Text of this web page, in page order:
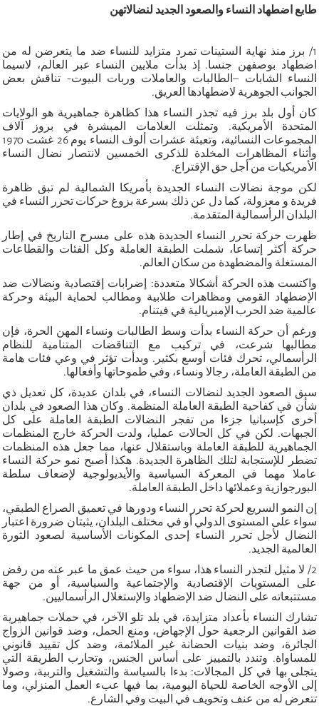
طابع اضطهاد النساء والصعود الجديد لنضالاتهن
1/ برز منذ نهاية الستينات تمرد متزايد للنساء ضد ما يتعرضن له من
اضطهاد بوصفهن جنسا. إذ بدأت ملايين النساء عبر العالم، لاسيما
النساء الشابات –الطالبات والعاملات وربات البيوت- تناقش بعض
الجوانب الجوهرية لاضطهادها العريق.
كان أول بلد برز فيه تجذر النساء هذا كظاهرة جماهيرية هو الولايات
المتحدة الأمريكية. وتمثلت العلامات المبشرة في بروز آلاف
المجموعات النسائية، وتعبئة عشرات ألوف النساء يوم 26 غشت 1970
وأثناء المظاهرات المخلدة للذكرى الخمسين لانتصار نضال النساء
الأمريكيات من أجل حق الإقتراع.
لكن موجة نضالات النساء الجديدة بأمريكا الشمالية لم تبق ظاهرة
فريدة و معزولة، كما دل عن ذلك بسرعة بزوغ حركات تحرر النساء في
البلدان الرأسمالية المتقدمة.
ظهرت حركة تحرر النساء الجديدة هذه على مسرح التاريخ في إطار
حركة أكثر إتساعا، شملت الطبقة العاملة وكل الفئات والقطاعات
المستغلة والمضطهدة من سكان العالم.
واكتست هذه الحركة أشكالا متعددة: إضرابات إقتصادية ونضالات ضد
الإضطهاد القومي ومظاهرات طلابية ومطالب لحماية البيئة وحركة
عالمية ضد الحرب الإمبريالية في فيتنام.
ورغم أن حركة النساء بدأت وسط الطالبات ونساء المهن الحرة، فإن
مطالبها شرعت، في تركيب مع التناقضات المتنامية للنظام
الرأسمالي، تحرك فئات أوسع بكثير. وبدأت تؤثر في وعي فئات هامة
من الطبقة العاملة، رجالا ونساء، وفي طموحاتها وأفعالها.
سبق الصعود الجديد لنضالات النساء، في بلدان عديدة، كل تعديل ذي
شأن في كفاحية الطبقة العاملة المنظمة. وكان هذا الصعود في بلدان
أخرى كإسبانيا جزءا من تفجر النضالات الطبقة العاملة على كل
الجبهات. لكن في كل الحالات عمليا، ولدت الحركة خارج المنظمات
الجماهيرية للطبقة العاملة وباستقلال عنها، مما جعل هذه المنظمات
تضطر للإستجابة لتلك الظاهرة الجديدة. هكذا أصبح نمو حركة النساء
عاملا مهما في المعركة السياسية والأيديولوجية لإضعاف سلطة
البورجوازية وعملائها داخل الطبقة العاملة.
إن النمو السريع لحركة تحرر النساء ودورها في تعميق الصراع الطبقي،
سواء على المستوى الدولي أو في مختلف البلدان، يثبتان ضرورة اعتبار
النضال لأجل تحرر النساء إحدى المكونات الأساسية لصعود الثورة
العالمية الجديد.
2/ لا مثيل لتجذر النساء هذا، سواء من حيث عمق ما عبر عنه من رفض
على المستويات الإقتصادية والإجتماعية والسياسية، أو من جهة
مستتبعاته على النضال ضد الإضطهاد والإستغلال الرأسماليين.
تشارك النساء بأعداد متزايدة، في بلد تلو الآخر، في حملات جماهيرية
ضد القوانين الرجعية حول الإجهاض، ومنع الحمل، وضد قوانين الزواج
الجائرة، وضد بنيات الحضانة غير الملائمة، وضد كل تقييد قانوني
للمساواة. وتندد بالتمييز على أساس الجنس، وتحارب الطريقة التي
يتجلى بها في كل المجالات: بدءا بالسياسة والتشغيل والتربية، وصولا
إلى الأوجه الخاصة للحياة اليومية، بما فيها عبء العمل المنزلي، وما
تتعرض له من عنف وتخويف في البيت وفي الشارع.